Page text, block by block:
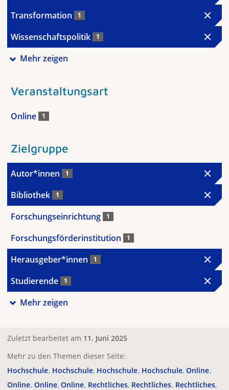
Transformation 1
Wissenschaftspolitik 1
Mehr zeigen
Veranstaltungsart
Online 1
Zielgruppe
Autor*innen 1
Bibliothek 1
Forschungseinrichtung 1
Forschungsförderinstitution 1
Herausgeber*innen 1
Studierende 1
Mehr zeigen
Zuletzt bearbeitet am 11. Juni 2025
Mehr zu den Themen dieser Seite:
Hochschule Hochschule Hochschule Hochschule Online
Online Online Online Rechtliches Rechtliches Rechtliches